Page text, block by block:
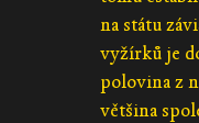
na státu
vyžírků je
polovina z
většina